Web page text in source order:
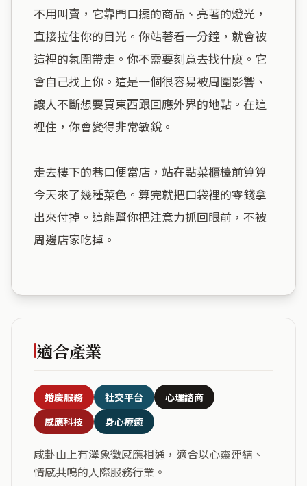
不用叫賣，它靠門口擺的商品、亮著的燈光，
直接拉住你的目光。你站著看一分鐘，就會被
這裡的氛圍帶走。你不需要刻意去找什麼。它
會自己找上你。這是一個很容易被周圍影響、
讓人不斷想要買東西跟回應外界的地點。在這
裡住，你會變得非常敏銳。
走去樓下的巷口便當店，站在點菜櫃檯前算算
今天來了幾種菜色。算完就把口袋裡的零錢拿
出來付掉。這能幫你把注意力抓回眼前，不被
周邊店家吃掉。
適合產業
婚慶服務 社交平台
心理諮商
感應科技
身心療癒
咸卦山上有澤象徵感應相通，適合以心靈連結、
情感共鳴的人際服務行業。